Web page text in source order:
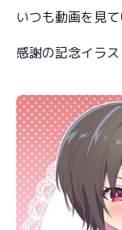
いつも動画を見
感謝の記念イラ